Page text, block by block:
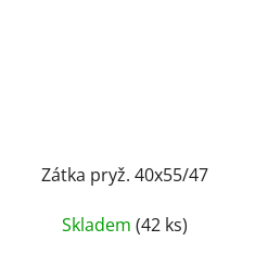
Zátka pryž. 40x55/47
Skladem (42 ks)